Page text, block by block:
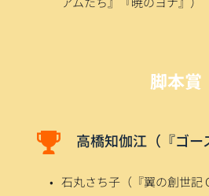
脚本賞
高橋知伽江（『ゴー
石丸さち子（『翼の創世記